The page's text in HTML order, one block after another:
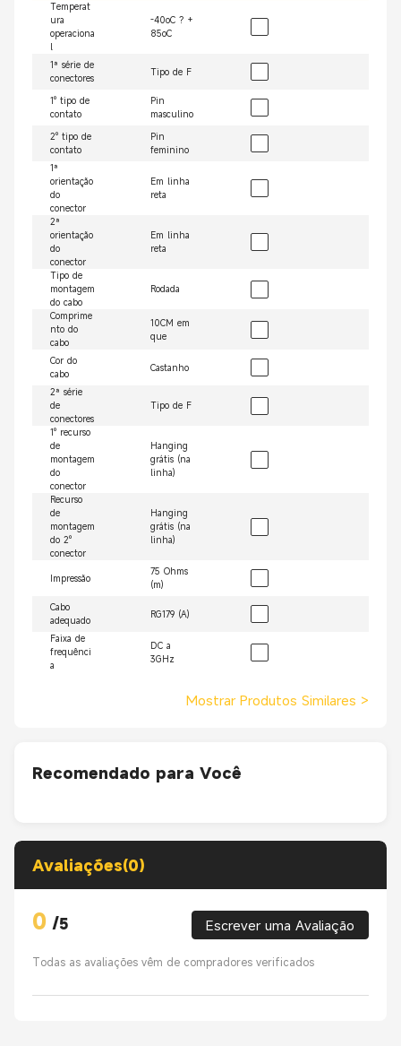
Temperat
ura
operaciona
l
-40oC ? +
85oC
1ª série de
conectores
Tipo de F
1º tipo de
contato
Pin
masculino
2º tipo de
contato
Pin
feminino
1ª
orientação
do
conector
Em linha
reta
2ª
orientação
do
conector
Em linha
reta
Tipo de
montagem
do cabo
Rodada
Comprime
nto do
cabo
10CM em
que
Cor do
cabo
Castanho
2ª série
de
conectores
Tipo de F
1º recurso
de
montagem
do
conector
Hanging
grátis (na
linha)
Recurso
de
montagem
do 2º
conector
Hanging
grátis (na
linha)
Impressão
75 Ohms
(m)
Cabo
adequado
RG179 (A)
Faixa de
frequênci
a
DC a
3GHz
Mostrar Produtos Similares >
Recomendado para Você
Avaliações(0)
0 /5 Escrever uma Avaliação
Todas as avaliações vêm de compradores verificados